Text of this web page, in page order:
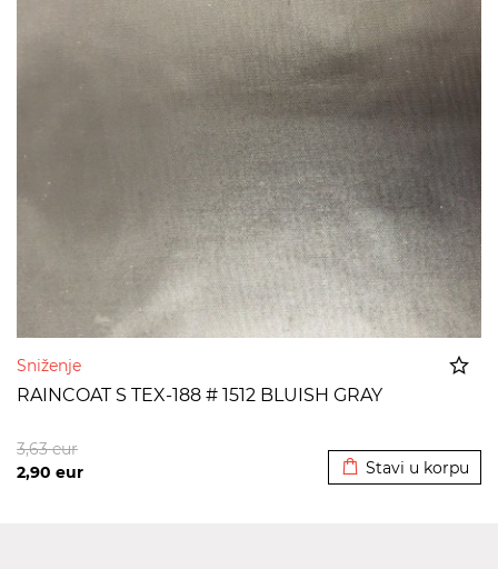
Sniženje
RAINCOAT S TEX-188 # 1512 BLUISH GRAY
2,90 eur
3,63eur
Stavi u korpu